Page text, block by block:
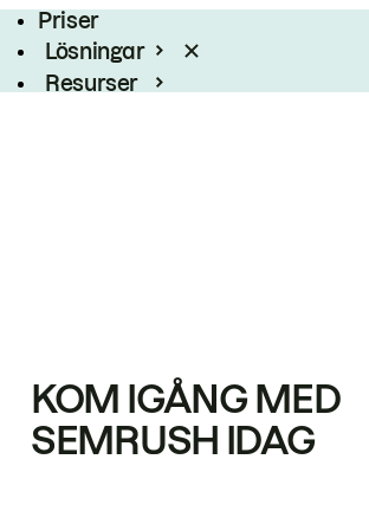
Priser
Lösningar
Resurser
KOM IGÅNG MED
SEMRUSH IDAG